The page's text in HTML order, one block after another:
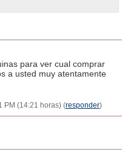
para ver cual comprar
a usted muy atentamente
PM (14:21 horas) (responder)